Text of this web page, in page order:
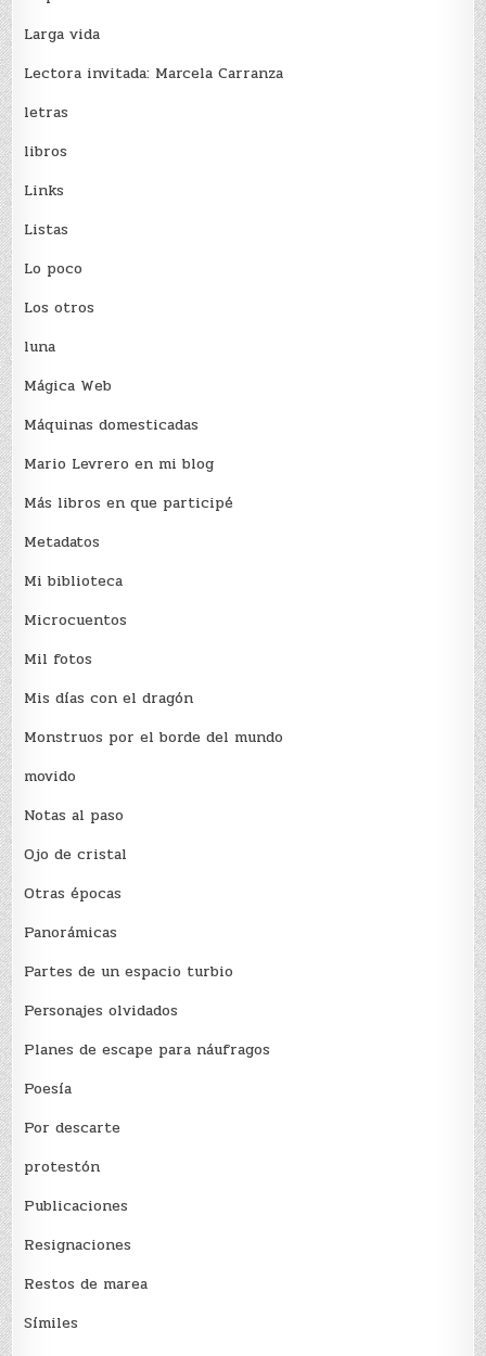
Larga vida
Lectora invitada: Marcela Carranza
letras
libros
Links
Listas
Lo poco
Los otros
luna
Mágica Web
Máquinas domesticadas
Mario Levrero en mi blog
Más libros en que participé
Metadatos
Mi biblioteca
Microcuentos
Mil fotos
Mis días con el dragón
Monstruos por el borde del mundo
movido
Notas al paso
Ojo de cristal
Otras épocas
Panorámicas
Partes de un espacio turbio
Personajes olvidados
Planes de escape para náufragos
Poesía
Por descarte
protestón
Publicaciones
Resignaciones
Restos de marea
Sí­miles